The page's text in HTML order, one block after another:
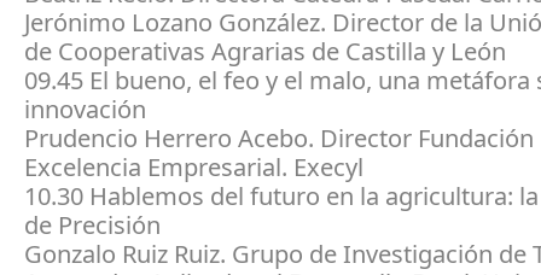
Jerónimo Lozano González. Director de la
de Cooperativas Agrarias de Castilla y León
09.45 El bueno, el feo y el malo, una metáfora
innovación
Prudencio Herrero Acebo. Director Fundación
Excelencia Empresarial. Execyl
10.30 Hablemos del futuro en la agricultura:
de Precisión
Gonzalo Ruiz Ruiz. Grupo de Investigación de